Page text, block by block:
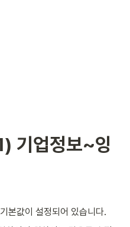
기업정보~잉
본값이 설정되어 있습니다.